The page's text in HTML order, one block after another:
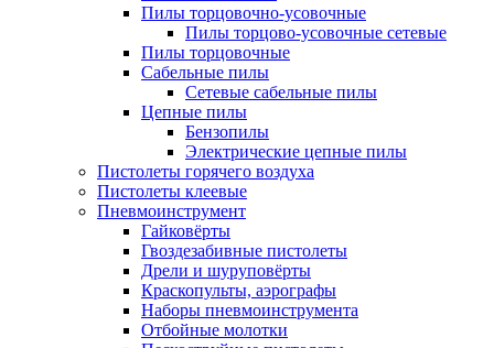
Пилы торцовочно-усовочные
Пилы торцово-усовочные сетевые
Пилы торцовочные
Сабельные пилы
Сетевые сабельные пилы
Цепные пилы
Бензопилы
Электрические цепные пилы
Пистолеты горячего воздуха
Пистолеты клеевые
Пневмоинструмент
Гайковёрты
Гвоздезабивные пистолеты
Дрели и шуруповёрты
Краскопульты, аэрографы
Наборы пневмоинструмента
Отбойные молотки